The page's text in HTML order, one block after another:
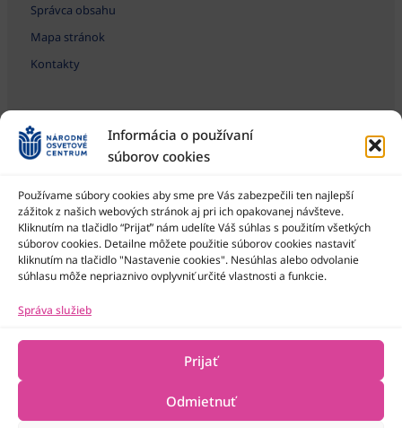
Informácia o používaní
súborov cookies
Používame súbory cookies aby sme pre Vás zabezpečili ten najlepší
zážitok z našich webových stránok aj pri ich opakovanej návšteve.
Kliknutím na tlačidlo “Prijať” nám udelíte Váš súhlas s použitím všetkých
súborov cookies. Detailne môžete použitie súborov cookies nastaviť
kliknutím na tlačidlo "Nastavenie cookies". Nesúhlas alebo odvolanie
súhlasu môže nepriaznivo ovplyvniť určité vlastnosti a funkcie.
Správa služieb
Prijať
Odmietnuť
Správca obsahu
Mapa stránok
Kontakty
Národné osvetové centrum je štátna príspevková organizácia
Ministerstva kultúry SR